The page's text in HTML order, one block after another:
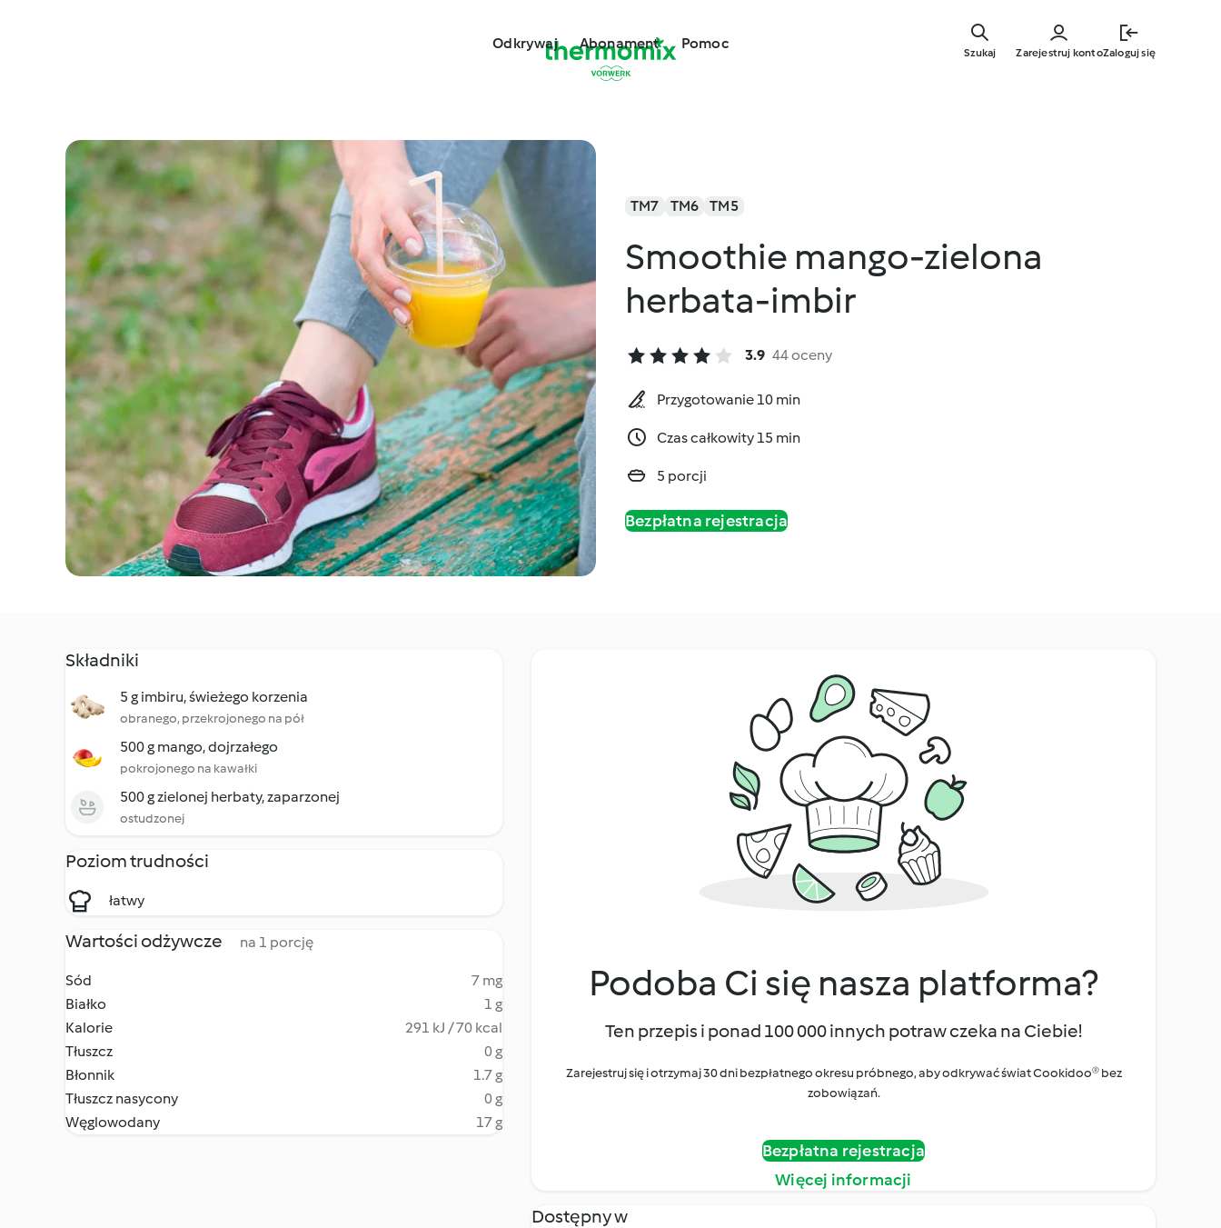
głównej
Odkrywaj Abonament Pomoc
Zarejestruj kontoZaloguj się
Szukaj
TM7 TM6 TM5
Smoothie mango-zielona
herbata-imbir
3.9 44 oceny
Przygotowanie 10 min
Czas całkowity 15 min
5 porcji
Bezpłatna rejestracja
Składniki
5 g imbiru, świeżego korzenia
obranego, przekrojonego na pół
500 g mango, dojrzałego
pokrojonego na kawałki
500 g zielonej herbaty, zaparzonej
ostudzonej
Poziom trudności
łatwy
Wartości odżywcze na 1 porcję
Sód
7 mg
Białko
1 g
Kalorie
291 kJ / 70 kcal
Tłuszcz
0 g
Błonnik
1.7 g
Tłuszcz nasycony
0 g
Węglowodany
17 g
Podoba Ci się nasza platforma?
Ten przepis i ponad 100 000 innych potraw czeka na Ciebie!
Zarejestruj się i otrzymaj 30 dni bezpłatnego okresu próbnego, aby odkrywać świat Cookidoo® bez
zobowiązań.
Bezpłatna rejestracja
Więcej informacji
Dostępny w